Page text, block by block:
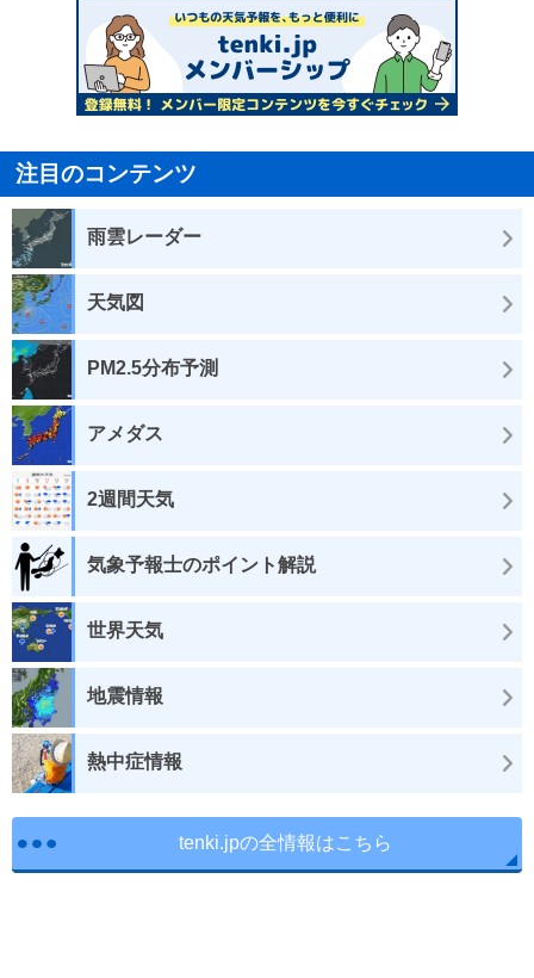
注目のコンテンツ
雨雲レーダー
天気図
PM2.5分布予測
アメダス
2週間天気
気象予報士のポイント解説
世界天気
地震情報
熱中症情報
tenki.jpの全情報はこちら